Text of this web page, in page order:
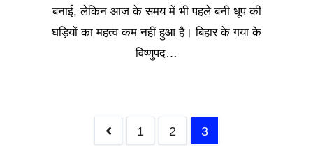
बनाई, लेकिन आज के समय में भी पहले बनी धूप की
घड़ियों का महत्व कम नहीं हुआ है। बिहार के गया के
विष्णुपद…
1 2 3